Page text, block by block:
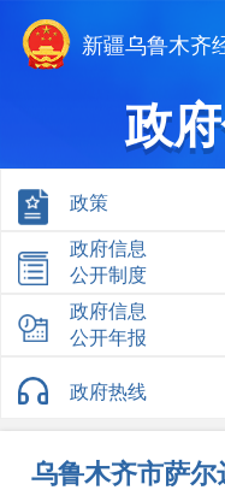
新疆乌鲁木齐
政
政策
政府信息
公开制度
政府信息
公开年报
政府热线
乌鲁木齐市萨尔